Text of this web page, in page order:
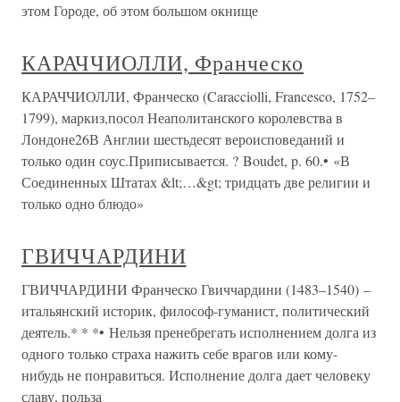
этом Городе, об этом большом окнище
КАРАЧЧИОЛЛИ, Франческо
КАРАЧЧИОЛЛИ, Франческо (Caracciolli, Francesco, 1752–
1799), маркиз,посол Неаполитанского королевства в
Лондоне26В Англии шестьдесят вероисповеданий и
только один соус.Приписывается. ? Boudet, p. 60.• «В
Соединенных Штатах &lt;…&gt; тридцать две религии и
только одно блюдо»
ГВИЧЧАРДИНИ
ГВИЧЧАРДИНИ Франческо Гвиччардини (1483–1540) –
итальянский историк, философ-гуманист, политический
деятель.* * *• Нельзя пренебрегать исполнением долга из
одного только страха нажить себе врагов или кому-
нибудь не понравиться. Исполнение долга дает человеку
славу, польза